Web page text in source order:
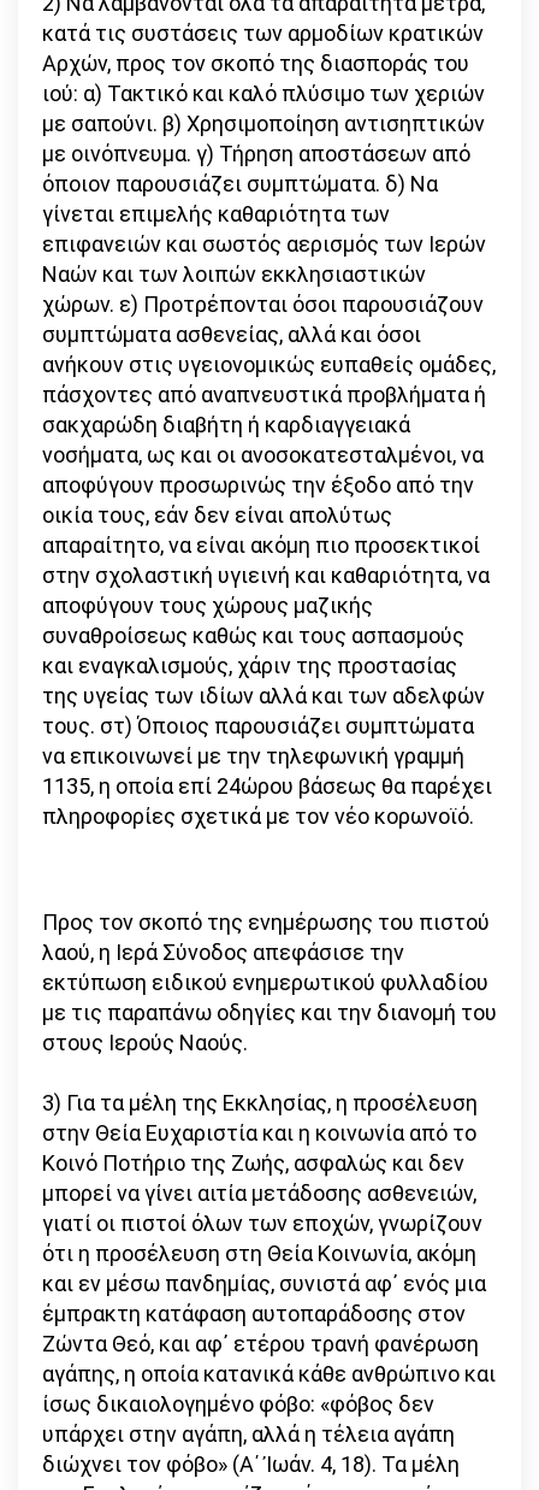
κατά τις συστάσεις των αρμοδίων κρατικών
Αρχών, προς τον σκοπό της διασποράς του
ιού: α) Τακτικό και καλό πλύσιμο των χεριών
με σαπούνι. β) Χρησιμοποίηση αντισηπτικών
με οινόπνευμα. γ) Τήρηση αποστάσεων από
όποιον παρουσιάζει συμπτώματα. δ) Να
γίνεται επιμελής καθαριότητα των
επιφανειών και σωστός αερισμός των Ιερών
Ναών και των λοιπών εκκλησιαστικών
χώρων. ε) Προτρέπονται όσοι παρουσιάζουν
συμπτώματα ασθενείας, αλλά και όσοι
ανήκουν στις υγειονομικώς ευπαθείς ομάδες,
πάσχοντες από αναπνευστικά προβλήματα ή
σακχαρώδη διαβήτη ή καρδιαγγειακά
νοσήματα, ως και οι ανοσοκατεσταλμένοι, να
αποφύγουν προσωρινώς την έξοδο από την
οικία τους, εάν δεν είναι απολύτως
απαραίτητο, να είναι ακόμη πιο προσεκτικοί
στην σχολαστική υγιεινή και καθαριότητα, να
αποφύγουν τους χώρους μαζικής
συναθροίσεως καθώς και τους ασπασμούς
και εναγκαλισμούς, χάριν της προστασίας
της υγείας των ιδίων αλλά και των αδελφών
τους. στ) Όποιος παρουσιάζει συμπτώματα
να επικοινωνεί με την τηλεφωνική γραμμή
1135, η οποία επί 24ώρου βάσεως θα παρέχει
πληροφορίες σχετικά με τον νέο κορωνοϊό.
Προς τον σκοπό της ενημέρωσης του πιστού
λαού, η Ιερά Σύνοδος απεφάσισε την
εκτύπωση ειδικού ενημερωτικού φυλλαδίου
με τις παραπάνω οδηγίες και την διανομή του
στους Ιερούς Ναούς.
3) Για τα μέλη της Εκκλησίας, η προσέλευση
στην Θεία Ευχαριστία και η κοινωνία από το
Κοινό Ποτήριο της Ζωής, ασφαλώς και δεν
μπορεί να γίνει αιτία μετάδοσης ασθενειών,
γιατί οι πιστοί όλων των εποχών, γνωρίζουν
ότι η προσέλευση στη Θεία Κοινωνία, ακόμη
και εν μέσω πανδημίας, συνιστά αφ᾿ ενός μια
έμπρακτη κατάφαση αυτοπαράδοσης στον
Ζώντα Θεό, και αφ᾿ ετέρου τρανή φανέρωση
αγάπης, η οποία κατανικά κάθε ανθρώπινο και
ίσως δικαιολογημένο φόβο: «φόβος δεν
υπάρχει στην αγάπη, αλλά η τέλεια αγάπη
διώχνει τον φόβο» (Α΄ Ἰωάν. 4, 18). Τα μέλη